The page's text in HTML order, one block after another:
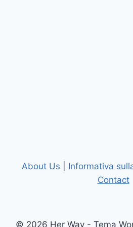
About Us Informativa
Contact
© 2026 Her Way - Tema